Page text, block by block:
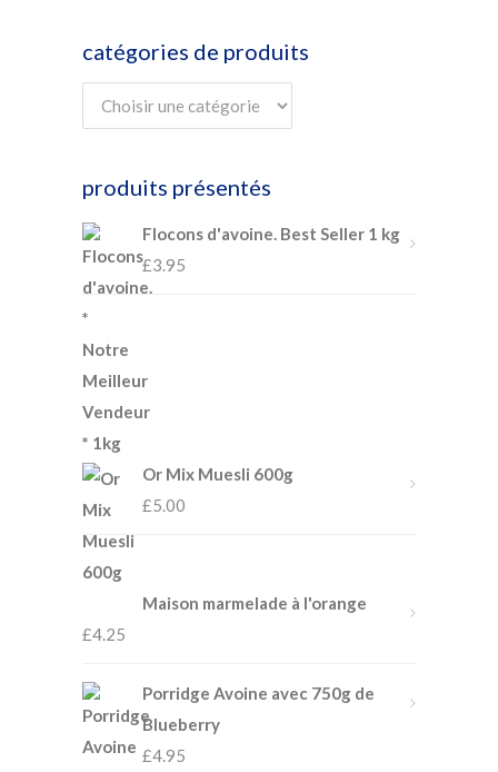
catégories de produits
produits présentés
Flocons d'avoine. Best Seller 1 kg
£3.95
Or Mix Muesli 600g
£5.00
Maison marmelade à l'orange
£4.25
Porridge Avoine avec 750g de
Blueberry
£4.95